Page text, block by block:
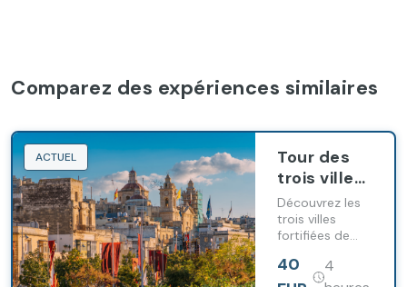
Comparez des expériences similaires
ACTUEL
Tour des
trois villes
(Vittoriosa,
Senglea et
Cospicua)
avec visite
en bateau
Découvrez les
trois villes
fortifiées de
Senglea et
40
4